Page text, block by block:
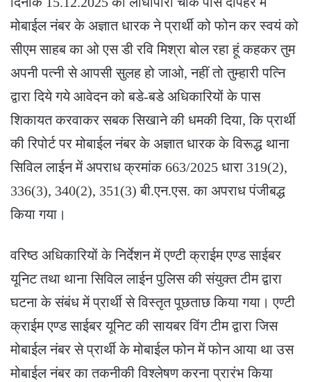
मोबाईल नंबर के अज्ञात धारक ने प्रार्थी को फोन कर स्वयं को
सीएम साहब का ओ एस डी रवि मिश्रा बोल रहा हूं कहकर तुम
अपनी पत्नी से आपसी सुलह हो जाओ, नहीं तो तुम्हारी पत्नि
द्वारा दिये गये आवेदन को बडे-बडे अधिकारियों के पास
शिकायत करवाकर सबक सिखाने की धमकी दिया, कि प्रार्थी
की रिपोर्ट पर मोबाईल नंबर के अज्ञात धारक के विरूद्ध थाना
सिविल लाईन में अपराध क्रमांक 663/2025 धारा 319(2),
336(3), 340(2), 351(3) बी.एन.एस. का अपराध पंजीबद्ध
किया गया।
वरिष्ठ अधिकारियों के निर्देशन में एण्टी क्राईम एण्ड साईबर
यूनिट तथा थाना सिविल लाईन पुलिस की संयुक्त टीम द्वारा
घटना के संबंध में प्रार्थी से विस्तृत पूछताछ किया गया। एण्टी
क्राईम एण्ड साईबर यूनिट की सायबर विंग टीम द्वारा जिस
मोबाईल नंबर से प्रार्थी के मोबाईल फोन में फोन आया था उस
मोबाईल नंबर का तकनीकी विश्लेषण करना प्रारंभ किया